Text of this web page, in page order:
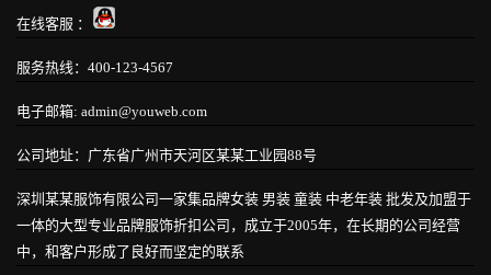
在线客服 ：
服务热线：400-123-4567
电子邮箱: admin@youweb.com
公司地址：广东省广州市天河区某某工业园88号
深圳某某服饰有限公司一家集品牌女装 男装 童装 中老年装 批发及加盟于
一体的大型专业品牌服饰折扣公司，成立于2005年，在长期的公司经营
中，和客户形成了良好而坚定的联系